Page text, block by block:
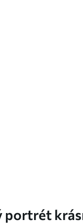
portrét